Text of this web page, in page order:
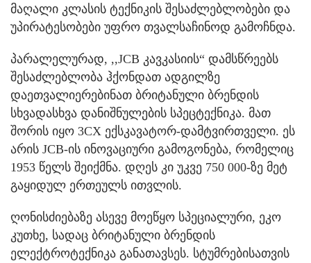
მაღალი კლასის ტექნიკის შესაძლებლობები და
უპირატესობები უფრო თვალსაჩინოდ გამოჩნდა.
პარალელურად, ,,JCB კავკასიის“ დამსწრეებს
შესაძლებლობა ჰქონდათ ადგილზე
დაეთვალიერებინათ ბრიტანული ბრენდის
სხვადასხვა დანიშნულების სპეცტექნიკა. მათ
შორის იყო 3CX ექსკავატორ-დამტვირთველი. ეს
არის JCB-ის ინოვაციური გამოგონება, რომელიც
1953 წელს შეიქმნა. დღეს კი უკვე 750 000-ზე მეტ
გაყიდულ ერთეულს ითვლის.
ღონისძიებაზე ასევე მოეწყო სპეციალური, ეკო
კუთხე, სადაც ბრიტანული ბრენდის
ელექტროტექნიკა განათავსეს. სტუმრებისათვის